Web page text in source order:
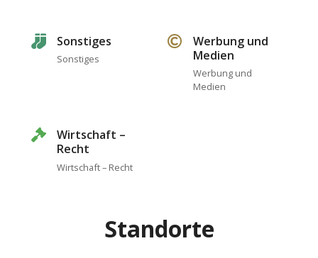
Sonstiges
Sonstiges
Werbung und
Medien
Werbung und
Medien
Wirtschaft –
Recht
Wirtschaft – Recht
Standorte